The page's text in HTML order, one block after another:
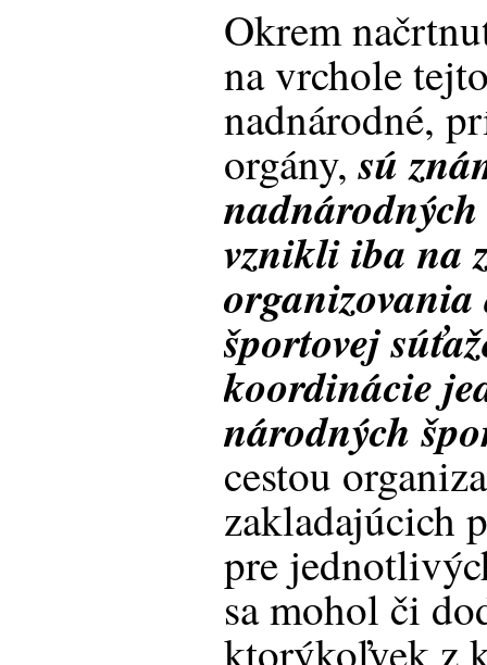
Okrem
na vrchole
nadnárodné,
orgány,sú
vznikli iba na
športovej
koordinácie
národných
cestou
zakladajúcich
pre
sa mohol či
ktorýkoľvek z